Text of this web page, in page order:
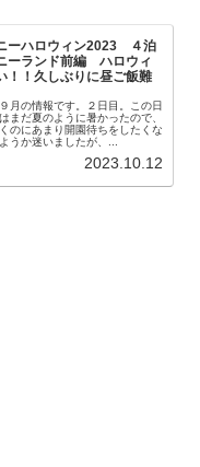
ーハロウィン2023 ４泊
ーランド前編 ハロウィ
！！久しぶりに昼ご飯難
月の情報です。２日目。この日
まだ夏のように暑かったので、
のにあまり開園待ちをしたくな
うか迷いましたが、...
2023.10.12